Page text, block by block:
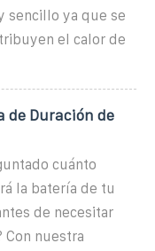
sencillo ya que se
el calor de
de Duración de
cuánto
la batería de tu
de necesitar
Con nuestra